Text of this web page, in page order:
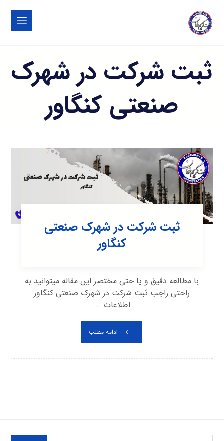
ثبت شرکت در شهرک
صنعتی کنگاور
ثبت شرکت در شهرک صنعتی
کنگاور
با مطالعه دقیق و یا حتی مختصر این مقاله میتوانید به
راحتی راجب ثبت شرکت در شهرک صنعتی کنگاور
اطلاعات ...
ادامه مطلب